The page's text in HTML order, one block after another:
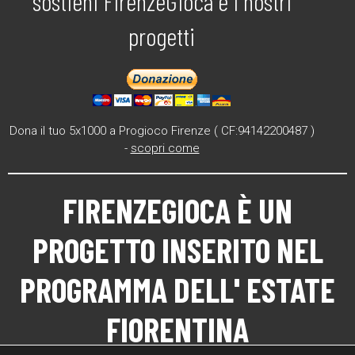
progetti
Dona il tuo 5x1000 a Progioco Firenze ( CF:94142200487 )
- scopri come
FIRENZEGIOCA È UN
PROGETTO INSERITO NEL
PROGRAMMA DELL' ESTATE
FIORENTINA